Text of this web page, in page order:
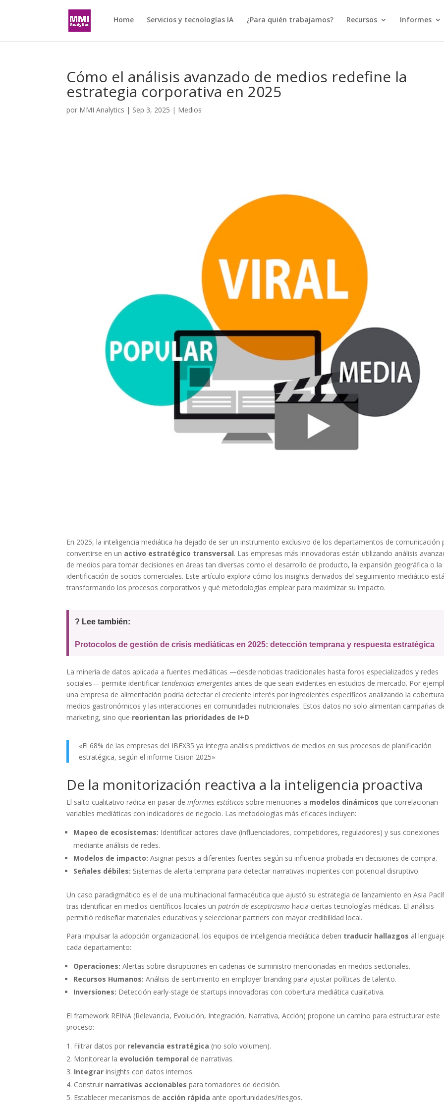
Home Servicios y tecnologías IA ¿Para quién trabajamos? Recursos Informes
Cómo el análisis avanzado de medios redefine la
estrategia corporativa en 2025
por MMI Analytics | Sep 3, 2025 | Medios
En 2025, la inteligencia mediática ha dejado de ser un instrumento exclusivo de los departamentos de comunicación
convertirse en un activo estratégico transversal. Las empresas más innovadoras están utilizando análisis
de medios para tomar decisiones en áreas tan diversas como el desarrollo de producto, la expansión geográfica o la
identificación de socios comerciales. Este artículo explora cómo los insights derivados del seguimiento mediático
transformando los procesos corporativos y qué metodologías emplear para maximizar su impacto.
? Lee también:
Protocolos de gestión de crisis mediáticas en 2025: detección temprana y respuesta estratégica
La minería de datos aplicada a fuentes mediáticas —desde noticias tradicionales hasta foros especializados y redes
sociales— permite identificartendencias emergentes antes de que sean evidentes en estudios de mercado. Por
una empresa de alimentación podría detectar el creciente interés por ingredientes específicos analizando la
medios gastronómicos y las interacciones en comunidades nutricionales. Estos datos no solo alimentan campañas
marketing, sino que reorientan las prioridades de I+D.
«El 68% de las empresas del IBEX35 ya integra análisis predictivos de medios en sus procesos de planificación
estratégica, según el informe Cision 2025»
De la monitorización reactiva a la inteligencia proactiva
El salto cualitativo radica en pasar deinformes estáticos sobre menciones a modelos dinámicos que correlacionan
variables mediáticas con indicadores de negocio. Las metodologías más eficaces incluyen:
Mapeo de ecosistemas: Identificar actores clave (influenciadores, competidores, reguladores) y sus conexiones
mediante análisis de redes.
Modelos de impacto: Asignar pesos a diferentes fuentes según su influencia probada en decisiones de compra.
Señales débiles: Sistemas de alerta temprana para detectar narrativas incipientes con potencial disruptivo.
Un caso paradigmático es el de una multinacional farmacéutica que ajustó su estrategia de lanzamiento en Asia
tras identificar en medios científicos locales unpatrón de escepticismo hacia ciertas tecnologías médicas. El análisis
permitió rediseñar materiales educativos y seleccionar partners con mayor credibilidad local.
Para impulsar la adopción organizacional, los equipos de inteligencia mediática deben traducir hallazgos al
cada departamento:
Operaciones: Alertas sobre disrupciones en cadenas de suministro mencionadas en medios sectoriales.
Recursos Humanos: Análisis de sentimiento en employer branding para ajustar políticas de talento.
Inversiones: Detección early-stage de startups innovadoras con cobertura mediática cualitativa.
El framework REINA (Relevancia, Evolución, Integración, Narrativa, Acción) propone un camino para estructurar este
proceso:
Filtrar datos por relevancia estratégica (no solo volumen).
Monitorear la evolución temporal de narrativas.
Integrar insights con datos internos.
Construir narrativas accionables para tomadores de decisión.
Establecer mecanismos de acción rápida ante oportunidades/riesgos.